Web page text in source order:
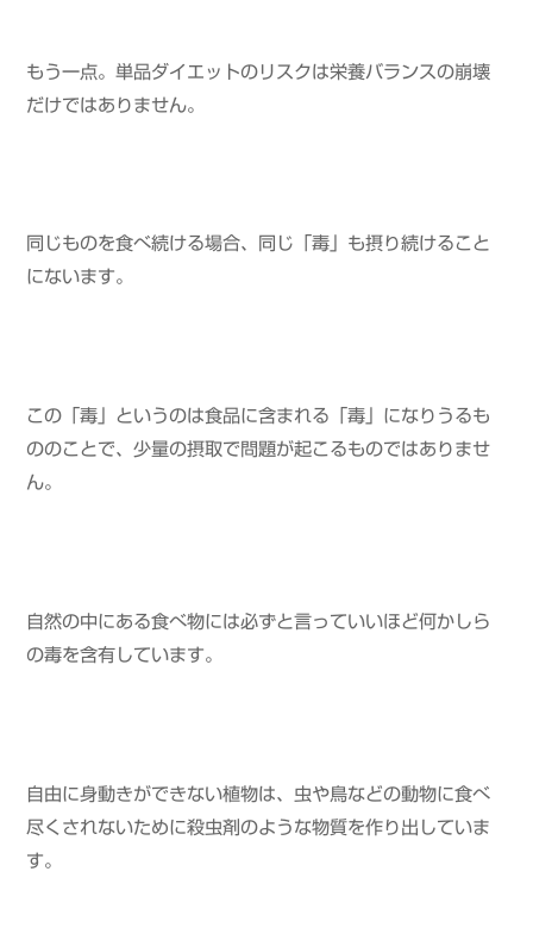
もう一点。単品ダイエットのリスクは栄養バランスの崩壊
だけではありません。
同じものを食べ続ける場合、同じ「毒」も摂り続けること
にないます。
この「毒」というのは食品に含まれる「毒」になりうるも
ののことで、少量の摂取で問題が起こるものではありませ
ん。
自然の中にある食べ物には必ずと言っていいほど何かしら
の毒を含有しています。
自由に身動きができない植物は、虫や鳥などの動物に食べ
尽くされないために殺虫剤のような物質を作り出していま
す。